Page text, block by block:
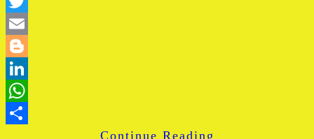
Share
Continue Reading